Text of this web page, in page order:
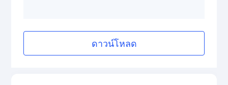
2D Codes
ดาวน์โหลด